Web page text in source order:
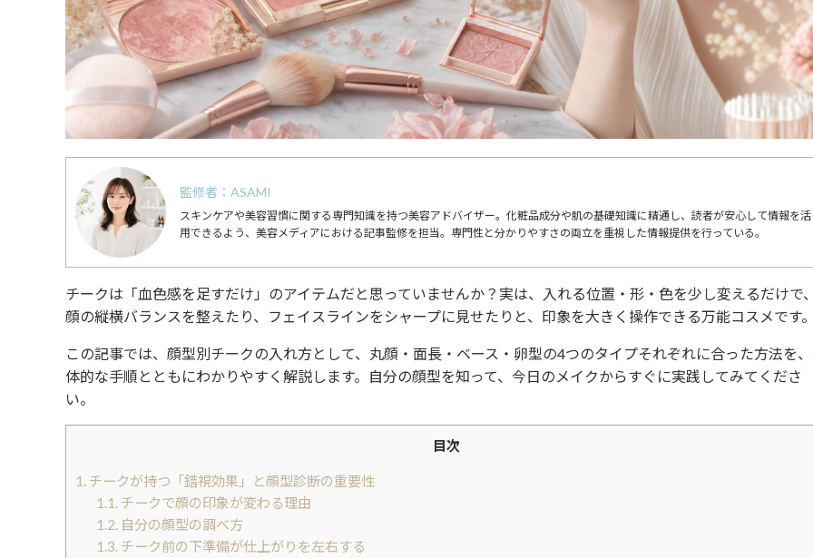
監修者：ASAMI
スキンケアや美容習慣に関する専門知識を持つ美容アドバイザー。化粧品成分や肌の基礎知識に精通し、読者が安心して情報を活
用できるよう、美容メディアにおける記事監修を担当。専門性と分かりやすさの両立を重視した情報提供を行っている。
チークは「血色感を足すだけ」のアイテムだと思っていませんか？実は、入れる位置・形・色を少し変えるだけで
顔の縦横バランスを整えたり、フェイスラインをシャープに見せたりと、印象を大きく操作できる万能コスメです
この記事では、顔型別チークの入れ方として、丸顔・面長・ベース・卵型の4つのタイプそれぞれに合った方法を
体的な手順とともにわかりやすく解説します。自分の顔型を知って、今日のメイクからすぐに実践してみてくださ
い。
目次
1. チークが持つ「錯視効果」と顔型診断の重要性
1.1.チークで顔の印象が変わる理由
1.2.自分の顔型の調べ方
1.3.チーク前の下準備が仕上がりを左右する